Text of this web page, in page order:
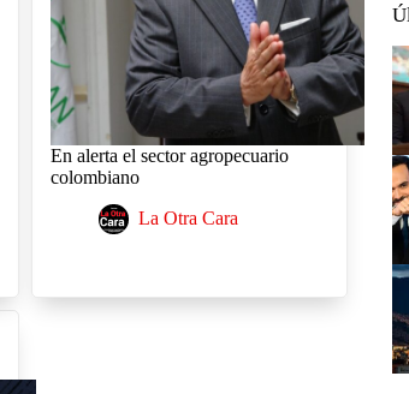
En alerta el sector agropecuario
colombiano
La Otra Cara